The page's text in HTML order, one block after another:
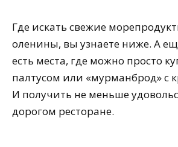
Где искать свежие
оленины, вы узнаете ниже. А
есть места, где можно просто
палтусом или «мурманброд» с
И получить не меньше
дорогом ресторане.